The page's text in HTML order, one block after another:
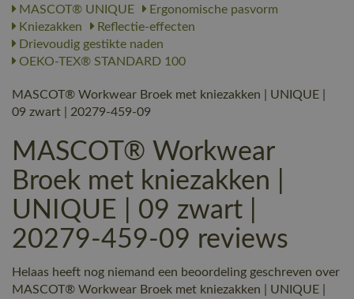
MASCOT® UNIQUE
Ergonomische pasvorm
Kniezakken
Reflectie-effecten
Drievoudig gestikte naden
OEKO-TEX® STANDARD 100
MASCOT® Workwear Broek met kniezakken | UNIQUE |
09 zwart | 20279-459-09
MASCOT® Workwear
Broek met kniezakken |
UNIQUE | 09 zwart |
20279-459-09 reviews
Helaas heeft nog niemand een beoordeling geschreven over
MASCOT® Workwear Broek met kniezakken | UNIQUE |